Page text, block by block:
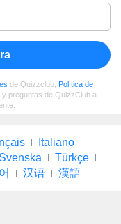
de Quizzclub, Política de
preguntas de QuizzClub a
Italiano
Svenska
Türkçe
汉语 漢語